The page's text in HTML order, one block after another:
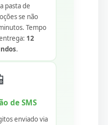
pasta de
se não
Tempo
12
.
de SMS
enviado via